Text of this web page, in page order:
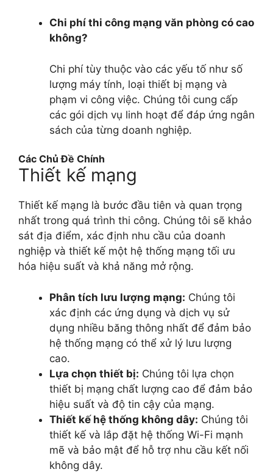
Chi phí thi công mạng văn phòng có cao
không?
Chi phí tùy thuộc vào các yếu tố như số
lượng máy tính, loại thiết bị mạng và
phạm vi công việc. Chúng tôi cung cấp
các gói dịch vụ linh hoạt để đáp ứng ngân
sách của từng doanh nghiệp.
Các Chủ Đề Chính
Thiết kế mạng
Thiết kế mạng là bước đầu tiên và quan trọng
nhất trong quá trình thi công. Chúng tôi sẽ khảo
sát địa điểm, xác định nhu cầu của doanh
nghiệp và thiết kế một hệ thống mạng tối ưu
hóa hiệu suất và khả năng mở rộng.
Phân tích lưu lượng mạng: Chúng tôi
xác định các ứng dụng và dịch vụ sử
dụng nhiều băng thông nhất để đảm bảo
hệ thống mạng có thể xử lý lưu lượng
cao.
Lựa chọn thiết bị: Chúng tôi lựa chọn
thiết bị mạng chất lượng cao để đảm bảo
hiệu suất và độ tin cậy của mạng.
Thiết kế hệ thống không dây: Chúng tôi
thiết kế và lắp đặt hệ thống Wi-Fi mạnh
mẽ và bảo mật để hỗ trợ nhu cầu kết nối
không dây.